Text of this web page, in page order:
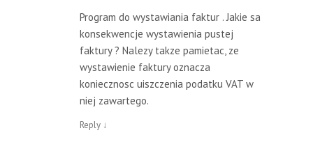
Program do wystawiania faktur . Jakie sa
konsekwencje wystawienia pustej
faktury ? Nalezy takze pamietac, ze
wystawienie faktury oznacza
koniecznosc uiszczenia podatku VAT w
niej zawartego.
Reply ↓